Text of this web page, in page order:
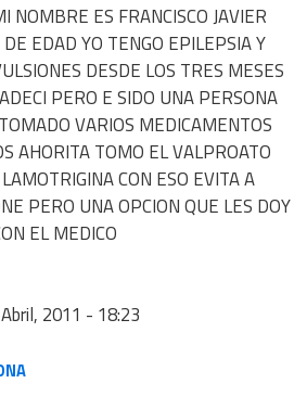
NOMBRE ES FRANCISCO JAVIER
EDAD YO TENGO EPILEPSIA Y
DESDE LOS TRES MESES
PERO E SIDO UNA PERSONA
VARIOS MEDICAMENTOS
AHORITA TOMO EL VALPROATO
CON ESO EVITA A
PERO UNA OPCION QUE LES DOY
EL MEDICO
2011 - 18:23